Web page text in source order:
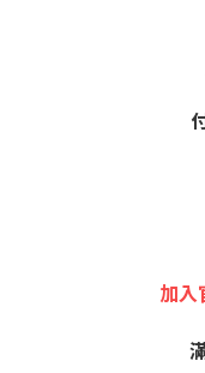
加入